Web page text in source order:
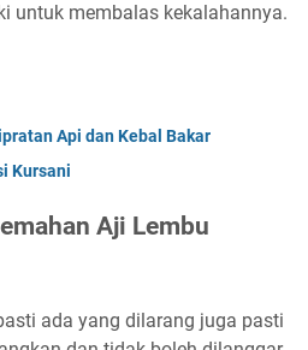
untuk membalas kekalahannya.
Api dan Kebal Bakar
Kursani
Aji Lembu
ada yang dilarang juga pasti